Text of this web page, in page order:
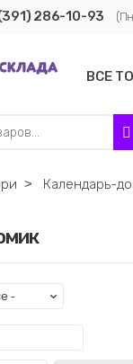
286-10-93
ВСЕ
˃ Календарь-